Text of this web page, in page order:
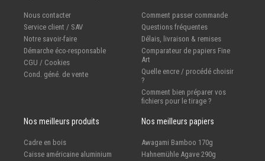
Nous contacter
Service client / SAV
Notre savoir-faire
Démarche éco-responsable
CGU / Cookies
Cond. géné. de vente
Comment passer commande
Questions fréquentes
Délais, livraison & remises
Comparateur de papiers Fine
Art
Quelle encre / procédé choisir
?
Comment bien préparer vos
fichiers pour le tirage ?
Nos meilleurs produits
Cadre en bois
Caisse américaine aluminium
Nos meilleurs papiers
Awagami Bamboo 170g
Hahnemühle Agave 290g